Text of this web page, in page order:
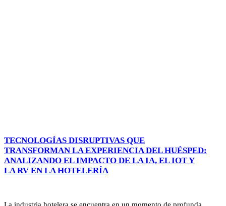
TECNOLOGÍAS DISRUPTIVAS QUE
TRANSFORMAN LA EXPERIENCIA DEL HUÉSPED:
ANALIZANDO EL IMPACTO DE LA IA, EL IOT Y
LA RV EN LA HOTELERÍA
La industria hotelera se encuentra en un momento de profunda